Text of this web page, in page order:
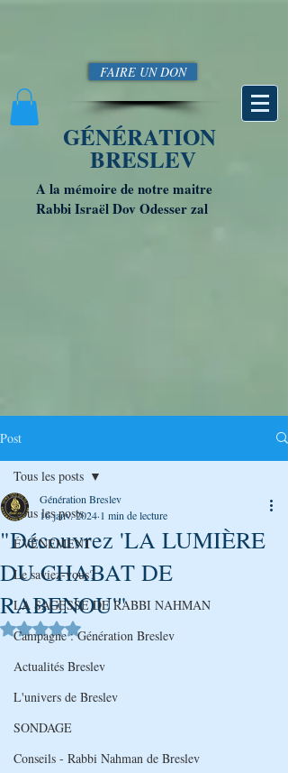
FAIRE UN DON
GÉNÉRATION
BRESLEV
A la mémoire de notre maitre
Rabbi Israël Dov Odesser zal
Post
Tous les posts
ÉVÉNEMENT
Le saviez-vous?
LA SAGESSE DE RABBI NAHMAN
Campagne : Génération Breslev
Actualités Breslev
L'univers de Breslev
SONDAGE
Conseils - Rabbi Nahman de Breslev
Tous les posts
"Découvrez 'LA LUMIÈRE
DU CHABAT DE
RABENOU'"
Génération Breslev
16 janv. 2024 1 min de lecture
Noté NaN étoiles sur 5.